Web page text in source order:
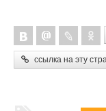
ссылка на эту